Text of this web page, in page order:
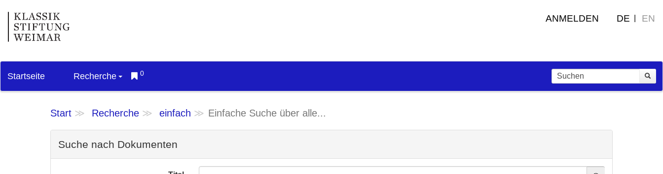
ANMELDEN DE EN
Startseite Recherche 0
Start Recherche einfach Einfache Suche über alle...
Suche nach Dokumenten